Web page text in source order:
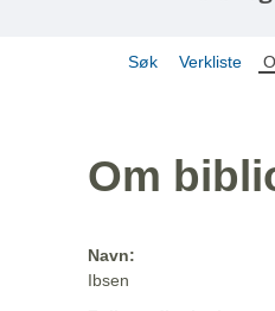
Søk Verkliste
Om
Navn:
Ibsen